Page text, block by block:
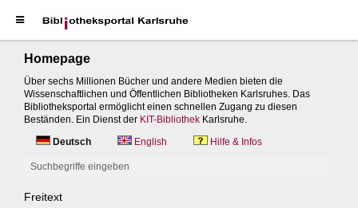
Homepage
Über sechs Millionen Bücher und andere Medien bieten die
Wissenschaftlichen und Öffentlichen Bibliotheken Karlsruhes. Das
Bibliotheksportal ermöglicht einen schnellen Zugang zu diesen
Beständen. Ein Dienst der KIT-Bibliothek Karlsruhe.
Deutsch
English Hilfe & Infos
Suchbegriffe eingeben
Freitext